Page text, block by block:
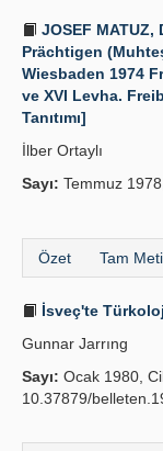
JOSEF
Prächtigen
Wiesbaden 1974
ve XVI Levha.
Tanıtımı]
İlber Ortaylı
Sayı: Temmuz
Özet Tam
İsveç'te
Gunnar Jarrıng
Sayı: Ocak 1980,
10.37879/